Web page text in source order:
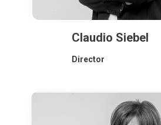
Claudio Siebel
Director